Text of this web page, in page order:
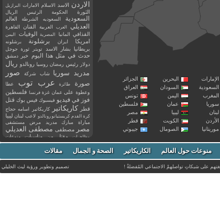
البحرين
الجزائر
السودان
العراق
اليمن
تونس
عمان
فلسطين
ليبيا
مصر
الكويت
قطر
الصومال جيبوتي
الاردن الاسد الاسلام الامارات البرازيل
الثورة الحكومة الرئيس الريال
السعودية السعوديه الشرطة العالم
العديلي العرب العربية الفنان القاهرة
القذافي المانيا المصرية الوفيات اليمن
امريكا ايران برشلونة برشلونه
بريطانيا بشار الاسد تويتر ثورة جوجل
حدث في مثل هذا اليوم خبر دمشق
دولار رئيس رمضان روسيا رونالدو ريال
مدريد
سوريا شاب شركة صور
صورة طائرة عرب توب
عطا
وعطوة على عمان غزة فرنسا فلسطين
فوز في فيديو فيسبوك فيس بوك قتل
قطر كاريكاتير كاريكاتير اسامه حجاج
كرة القدم كريستيانو رونالدو لاعب لبنان ليبيا
مباراة مبارك مدريد مرض مستشفى
مصر مصطفى مصطفى العديلي
مظاهرات مقتل من مناسبات
منوعات
مواليد
موت ميسي ميلان نادي نشر
وفاة وفيات يوتيوب منوعات حول العالم الكاريكاتير الصحة و الجمال مقالات
على شبكاتِ تواصلهمْ الاجتماعي المُفضلةْ ! تصميم وتطوير ورؤيةليث الخليلي